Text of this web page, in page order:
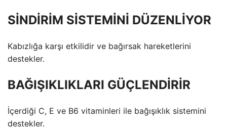
SİNDİRİM SİSTEMİNİ DÜZENLİYOR
Kabızlığa karşı etkilidir ve bağırsak hareketlerini
destekler.
BAĞIŞIKLIKLARI GÜÇLENDİRİR
İçerdiği C, E ve B6 vitaminleri ile bağışıklık sistemini
destekler.